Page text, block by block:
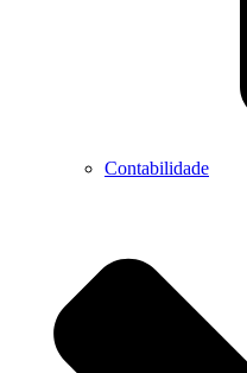
Contabilidade